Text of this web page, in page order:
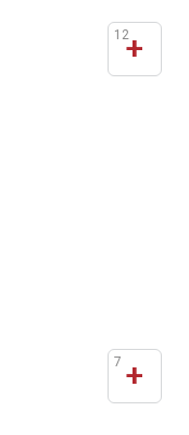
+
12
+
7